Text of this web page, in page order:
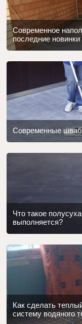
Современное
последние
Современные
Что такое
выполняется?
Как сделать
систему водяного